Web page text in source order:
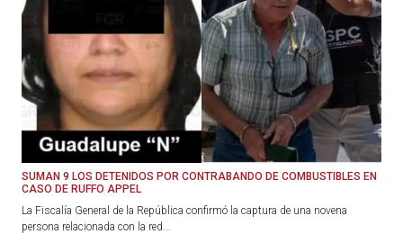
SUMAN 9 LOS DETENIDOS POR CONTRABANDO DE COMBUSTIBLES EN
CASO DE RUFFO APPEL
La Fiscalía General de la República confirmó la captura de una novena
persona relacionada con la red...